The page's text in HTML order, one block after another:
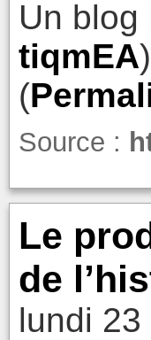
Un blog
tiqmEA)
(
Source :
Le
de
lundi